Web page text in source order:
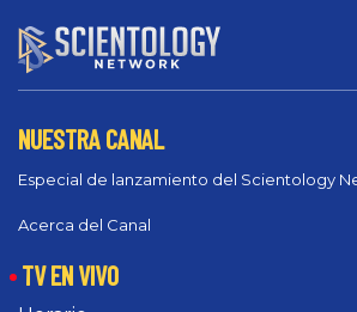
NUESTRA CANAL
Especial de lanzamiento del Scientology
Acerca del Canal
TV EN VIVO